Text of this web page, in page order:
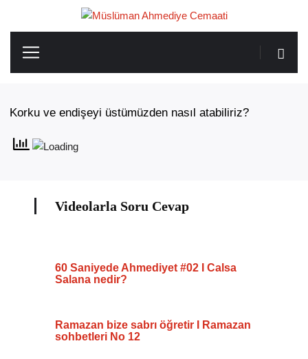
Korku ve endişeyi üstümüzden nasıl atabiliriz?
Videolarla Soru Cevap
60 Saniyede Ahmediyet #02 I Calsa
Salana nedir?
Ramazan bize sabrı öğretir I Ramazan
sohbetleri No 12